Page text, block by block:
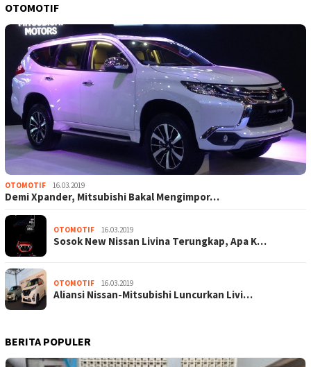
OTOMOTIF
OTOMOTIF 16.03.2019
Demi Xpander, Mitsubishi Bakal Mengimpor…
OTOMOTIF 16.03.2019
Sosok New Nissan Livina Terungkap, Apa K…
OTOMOTIF 16.03.2019
Aliansi Nissan-Mitsubishi Luncurkan Livi…
BERITA POPULER